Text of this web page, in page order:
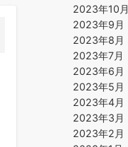
2023年10月
2023年9月
2023年8月
2023年7月
2023年6月
2023年5月
2023年4月
2023年3月
2023年2月